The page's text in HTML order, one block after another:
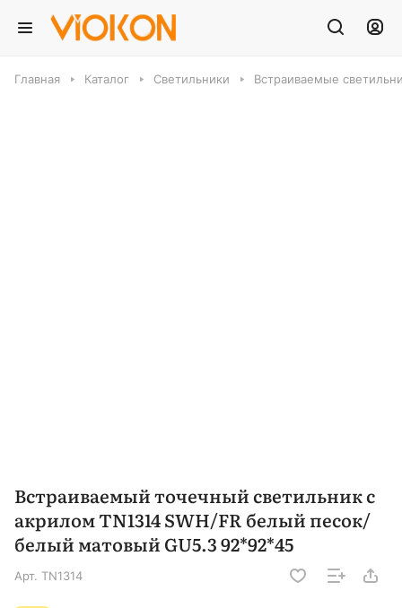
Главная Каталог Светильники Встраиваемые
Встраиваемый точечный светильник с
акрилом TN1314 SWH/FR белый песок/
белый матовый GU5.3 92*92*45
Арт. TN1314